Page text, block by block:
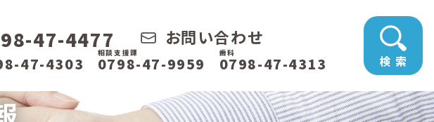
47-4477 お問い合わせ
47-4303
相談支援課
0798-47-9959
歯科
0798-47-4313 検 索